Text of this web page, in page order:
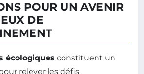
POUR UN AVENIR
DE
écologiques constituent un
relever les défis